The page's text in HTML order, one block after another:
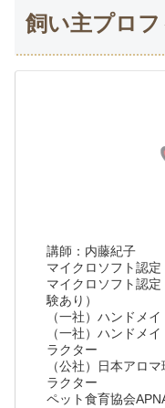
飼い主プロ
講師：内藤紀子
マイクロソフト認
マイクロソフト認
験あり）
（一社）ハンドメ
（一社）ハンドメ
ラクター
（公社）日本アロ
ラクター
ペット食育協会